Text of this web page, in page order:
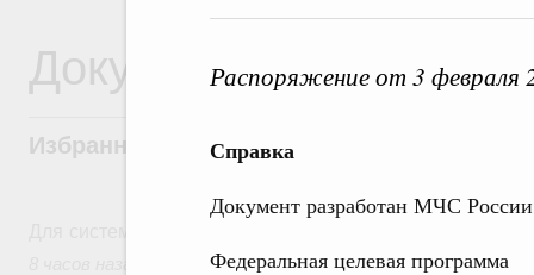
Распоряжение от 3
Справка
Документ разработан МЧС
Федеральная целевая программа
Документы
Избранные документы со справками к
Государственная политика в сфере